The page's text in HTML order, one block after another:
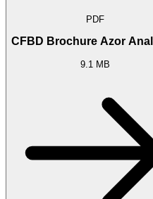
PDF
CFBD Brochure Azor
9.1 MB